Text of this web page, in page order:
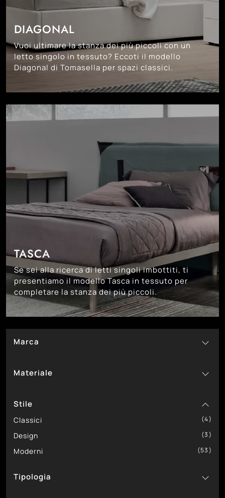
Marca
Noctis 22
Materiale
In Legno 1
In Melaminico 1
In Tessuto 56
Stile
Classici 4
Design 3
Moderni 53
Tipologia
DIAGONAL
Vuoi ultimare la stanza dei più piccoli con un
letto singolo in tessuto? Eccoti il modello
Diagonal di Tomasella per spazi classici.
TASCA
Se sei alla ricerca di letti singoli imbottiti, ti
presentiamo il modello Tasca in tessuto per
completare la stanza dei più piccoli.